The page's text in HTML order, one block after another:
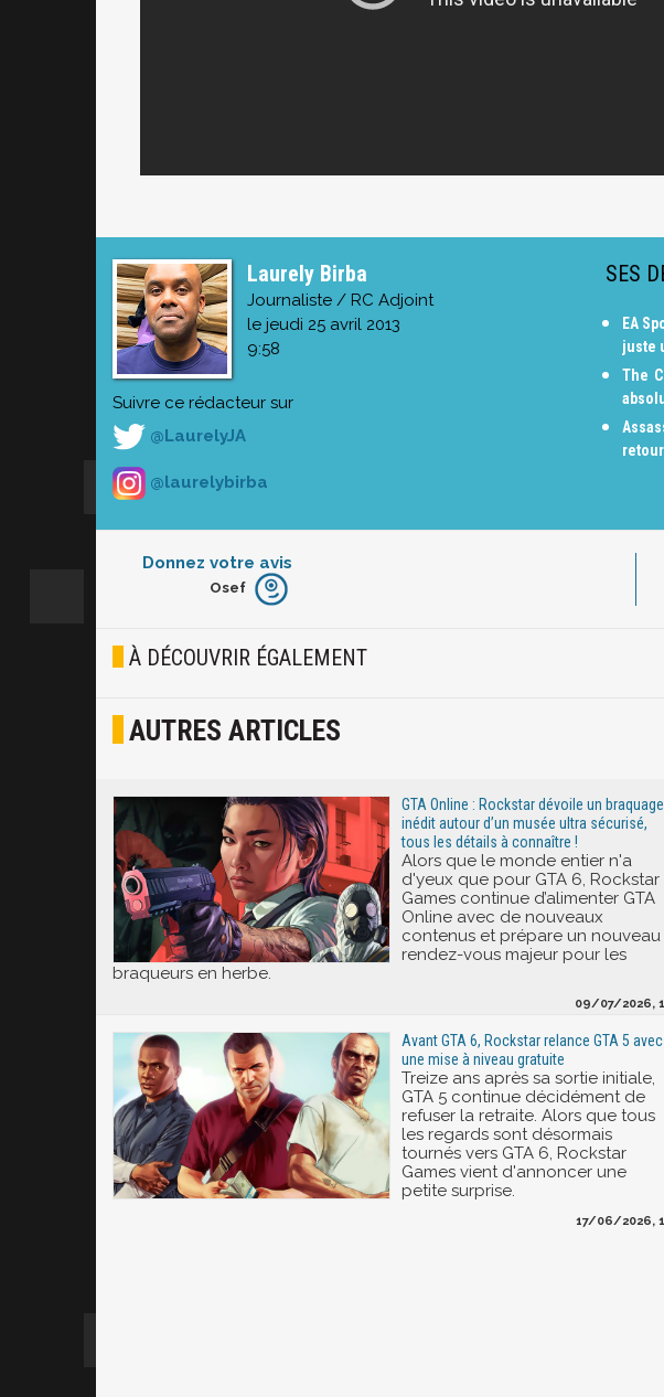
Laurely Birba
Journaliste / RC Adjoint
le jeudi 25 avril 2013
9:58
Suivre ce rédacteur sur
@LaurelyJA
@laurelybirba
SES
EA
juste
The
Donnez votre avis
Furieux
Joyeux
Osef
À DÉCOUVRIR ÉGALEMENT
AUTRES ARTICLES
GTA Online : Rockstar dévoile un braquage
inédit autour d’un musée ultra sécurisé,
tous les détails à connaître !
Alors que le monde entier n'a
d'yeux que pour GTA 6, Rockstar
Games continue d’alimenter GTA
Online avec de nouveaux
contenus et prépare un nouveau
rendez-vous majeur pour les
braqueurs en herbe.
09/07/2026,
Avant GTA 6, Rockstar relance GTA 5 avec
une mise à niveau gratuite
Treize ans après sa sortie initiale,
GTA 5 continue décidément de
refuser la retraite. Alors que tous
les regards sont désormais
tournés vers GTA 6, Rockstar
Games vient d'annoncer une
petite surprise.
17/06/2026,